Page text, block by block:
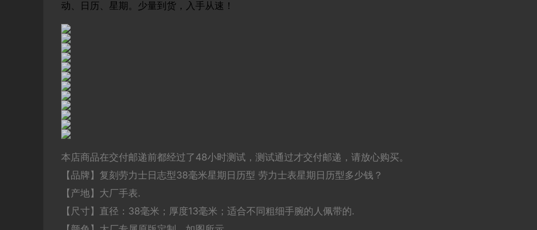
动、日历、星期。少量到货，入手从速！
本店商品在交付邮递前都经过了48小时测试，测试通过才交付邮递，请放心购买。
【品牌】复刻劳力士日志型38毫米星期日历型 劳力士表星期日历型多少钱？
【产地】大厂手表.
【尺寸】直径：38毫米；厚度13毫米；适合不同粗细手腕的人佩带的.